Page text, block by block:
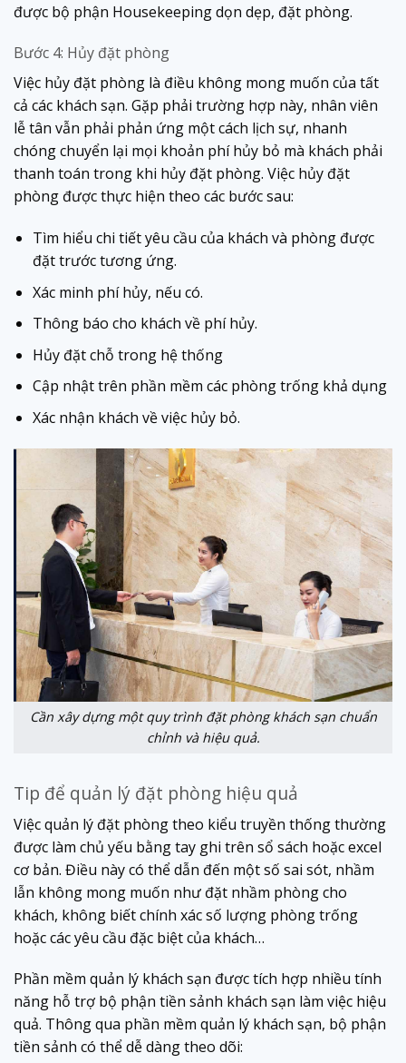
được bộ phận Housekeeping dọn dẹp, đặt phòng.
Bước 4: Hủy đặt phòng
Việc hủy đặt phòng là điều không mong muốn của tất
cả các khách sạn. Gặp phải trường hợp này, nhân viên
lễ tân vẫn phải phản ứng một cách lịch sự, nhanh
chóng chuyển lại mọi khoản phí hủy bỏ mà khách phải
thanh toán trong khi hủy đặt phòng. Việc hủy đặt
phòng được thực hiện theo các bước sau:
Tìm hiểu chi tiết yêu cầu của khách và phòng được
đặt trước tương ứng.
Xác minh phí hủy, nếu có.
Thông báo cho khách về phí hủy.
Hủy đặt chỗ trong hệ thống
Cập nhật trên phần mềm các phòng trống khả dụng
Xác nhận khách về việc hủy bỏ.
Cần xây dựng một quy trình đặt phòng khách sạn chuẩn
chỉnh và hiệu quả.
Tip để quản lý đặt phòng hiệu quả
Việc quản lý đặt phòng theo kiểu truyền thống thường
được làm chủ yếu bằng tay ghi trên sổ sách hoặc excel
cơ bản. Điều này có thể dẫn đến một số sai sót, nhầm
lẫn không mong muốn như đặt nhầm phòng cho
khách, không biết chính xác số lượng phòng trống
hoặc các yêu cầu đặc biệt của khách…
Phần mềm quản lý khách sạn được tích hợp nhiều tính
năng hỗ trợ bộ phận tiền sảnh khách sạn làm việc hiệu
quả. Thông qua phần mềm quản lý khách sạn, bộ phận
tiền sảnh có thể dễ dàng theo dõi: